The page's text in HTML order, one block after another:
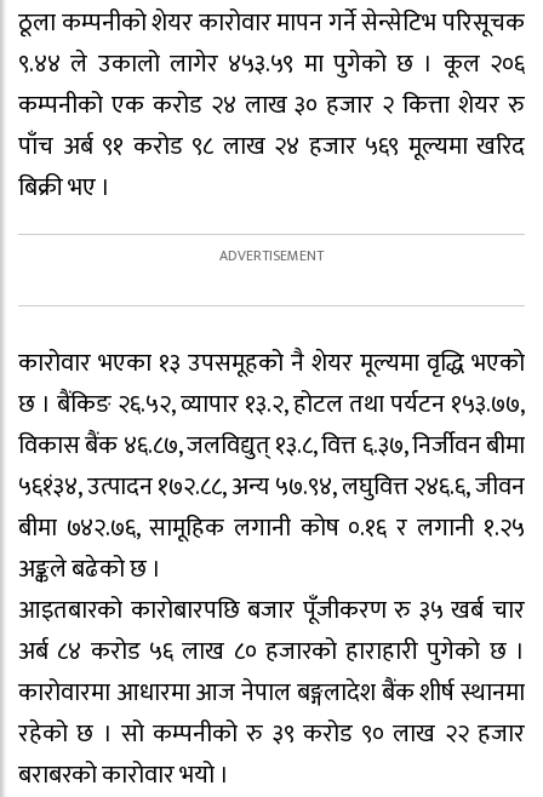
ठूला कम्पनीको शेयर कारोवार मापन गर्ने सेन्सेटिभ परिसूचक
९.४४ ले उकालो लागेर ४५३.५९ मा पुगेको छ । कूल २०६
कम्पनीको एक करोड २४ लाख ३० हजार २ कित्ता शेयर रु
पाँच अर्ब ९१ करोड ९८ लाख २४ हजार ५६९ मूल्यमा खरिद
बिक्री भए ।
कारोवार भएका १३ उपसमूहको नै शेयर मूल्यमा वृद्धि भएको
छ । बैंकिङ २६.५२, व्यापार १३.२, होटल तथा पर्यटन १५३.७७,
विकास बैंक ४६.८७, जलविद्युत् १३.८, वित्त ६.३७, निर्जीवन बीमा
५६१ं३४, उत्पादन १७२.८८, अन्य ५७.९४, लघुवित्त २४६.६, जीवन
बीमा ७४२.७६, सामूहिक लगानी कोष ०.१६ र लगानी १.२५
अङ्कले बढेको छ ।
आइतबारको कारोबारपछि बजार पूँजीकरण रु ३५ खर्ब चार
अर्ब ८४ करोड ५६ लाख ८० हजारको हाराहारी पुगेको छ ।
कारोवारमा आधारमा आज नेपाल बङ्गलादेश बैंक शीर्ष स्थानमा
रहेको छ । सो कम्पनीको रु ३९ करोड ९० लाख २२ हजार
बराबरको कारोवार भयो ।